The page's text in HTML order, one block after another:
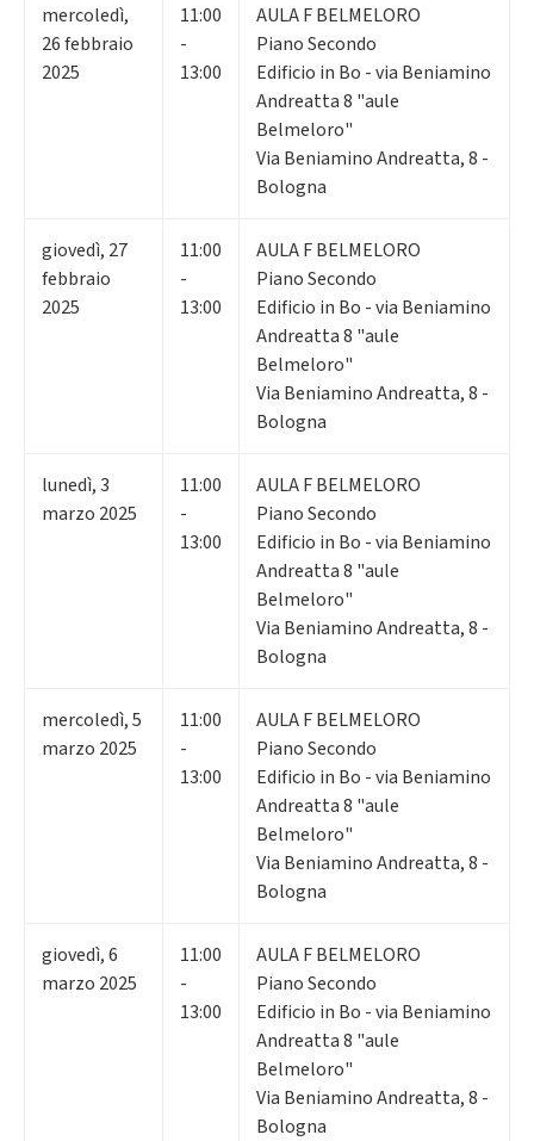
mercoledì,
26febbraio
2025
11:00
-
13:00
AULA F BELMELORO
Piano Secondo
Edificio in Bo - via Beniamino
Andreatta 8 "aule
Belmeloro"
Via Beniamino Andreatta, 8 -
Bologna
giovedì, 27
febbraio
2025
11:00
-
13:00
AULA F BELMELORO
Piano Secondo
Edificio in Bo - via Beniamino
Andreatta 8 "aule
Belmeloro"
Via Beniamino Andreatta, 8 -
Bologna
lunedì,3
marzo 2025
11:00
-
13:00
AULA F BELMELORO
Piano Secondo
Edificio in Bo - via Beniamino
Andreatta 8 "aule
Belmeloro"
Via Beniamino Andreatta, 8 -
Bologna
mercoledì,5
marzo 2025
11:00
-
13:00
AULA F BELMELORO
Piano Secondo
Edificio in Bo - via Beniamino
Andreatta 8 "aule
Belmeloro"
Via Beniamino Andreatta, 8 -
Bologna
giovedì,6
marzo 2025
11:00
-
13:00
AULA F BELMELORO
Piano Secondo
Edificio in Bo - via Beniamino
Andreatta 8 "aule
Belmeloro"
Via Beniamino Andreatta, 8 -
Bologna